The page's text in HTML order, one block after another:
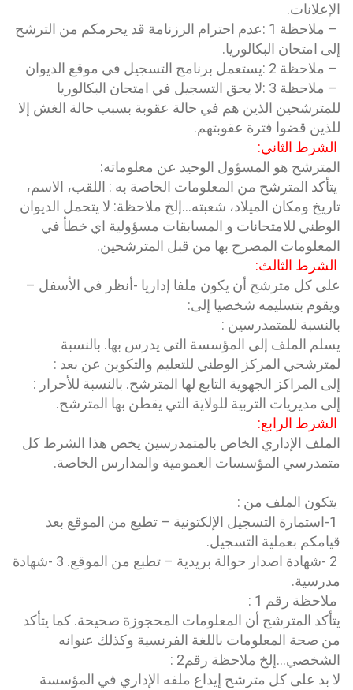
الإعلانات.
– ملاحظة 1 :عدم احترام الرزنامة قد يحرمكم من الترشح
إلى امتحان البكالوريا.
– ملاحظة 2 :يستعمل برنامج التسجيل في موقع الديوان
– ملاحظة 3 :لا يحق التسجيل في امتحان البكالوريا
للمترشحين الذين هم في حالة عقوبة بسبب حالة الغش إلا
للذين قضوا فترة عقوبتهم.
الشرط الثاني:
المترشح هو المسؤول الوحيد عن معلوماته:
يتأكد المترشح من المعلومات الخاصة به : اللقب، الاسم،
تاريخ ومكان الميلاد، شعبته…إلخ ملاحظة: لا يتحمل الديوان
الوطني للامتحانات و المسابقات مسؤولية اي خطأ في
المعلومات المصرح بها من قبل المترشحين.
الشرط الثالث:
على كل مترشح أن يكون ملفا إداريا -أنظر في الأسفل –
ويقوم بتسليمه شخصيا إلى:
بالنسبة للمتمدرسين :
يسلم الملف إلى المؤسسة التي يدرس بها. بالنسبة
لمترشحي المركز الوطني للتعليم والتكوين عن بعد :
إلى المراكز الجهوية التابع لها المترشح. بالنسبة للأحرار :
إلى مديريات التربية للولاية التي يقطن بها المترشح.
الشرط الرابع:
الملف الإداري الخاص بالمتمدرسين يخص هذا الشرط كل
متمدرسي المؤسسات العمومية والمدارس الخاصة.
يتكون الملف من :
1-استمارة التسجيل الإلكتونية – تطبع من الموقع بعد
قيامكم بعملية التسجيل.
2 -شهادة اصدار حوالة بريدية – تطبع من الموقع. 3 -شهادة
مدرسية.
ملاحظة رقم 1 :
يتأكد المترشح أن المعلومات المحجوزة صحيحة. كما يتأكد
من صحة المعلومات باللغة الفرنسية وكذلك عنوانه
الشخصي…إلخ ملاحظة رقم2 :
لا بد على كل مترشح إيداع ملفه الإداري في المؤسسة